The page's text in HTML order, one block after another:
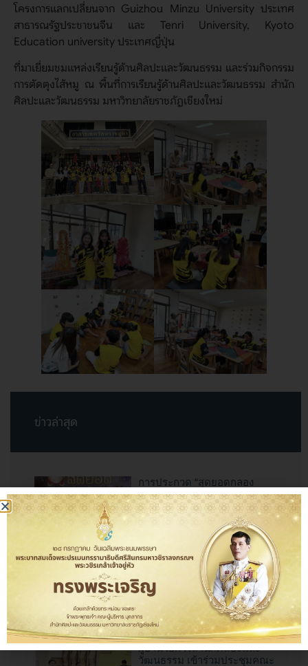
โครงการแลกเปลี่ยนจาก Guizhou Minzu University ประเทศ
สาธารณรัฐประชาชนจีน และ Tenri University, Kyoto
Education university ประเทศญี่ปุ่น
ที่มาเยี่ยมชมแหล่งเรียนรู้ด้านศิลปะและวัฒนธรรม และร่วมกิจกรรม
การตัดตุงไส้หมู ณ พื้นที่การเรียนรู้ด้านศิลปะและวัฒนธรรม สำนัก
ศิลปะและวัฒนธรรม มหาวิทยาลัยราชภัฏเชียงใหม่
ข่าวล่าสุด
การประกวด “สุดยอดกลอง
สะบัดชัย ราชภัฏเชียงใหม่”
ประจำปี 2569
สำนักศิลปะและวัฒนธรรม
มหาวิทยาลัยราชภัฏเชียงใหม่
ร่วมเป็นเจ้าภาพจัดงาน “ป๋าเวณี
ทำบุญตักบาตรเจ้าพ่อช้างเผือก”
ไหว้สาพญาช้างเผือกหัวเวียง
เชียงใหม่ ปี พ.ศ. 2569
16 มิถุนายน 2569
ผู้อำนวยการสำนักศิลปะและ
วัฒนธรรม เข้าร่วมประชุมคณะ